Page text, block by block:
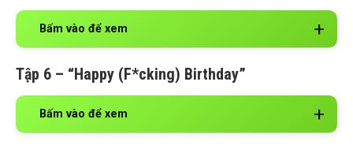
Bấm vào để xem
Tập 6 – “Happy (F*cking) Birthday”
Bấm vào để xem